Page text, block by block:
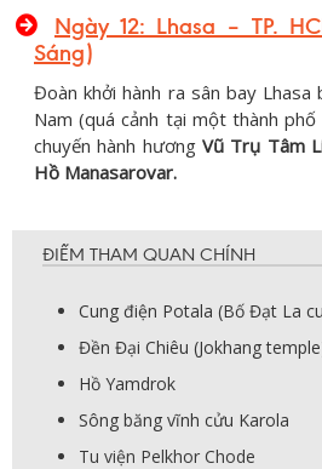
Ngày 12: Lhasa – TP.
Sáng)
Đoàn khởi hành ra sân bay Lhasa
Nam (quá cảnh tại một thành
chuyến hành hương Vũ Trụ Tâm
Hồ Manasarovar.
ĐIỂM THAM QUAN CHÍNH
Cung điện Potala (Bố Đạt La
Đền Đại Chiêu (Jokhang
Hồ Yamdrok
Sông băng vĩnh cửu Karola
Tu viện Pelkhor Chode